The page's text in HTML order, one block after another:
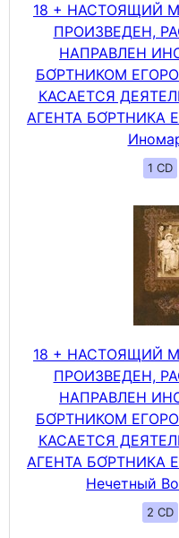
18 + НАСТОЯЩИЙ
ПРОИЗВЕДЕН,
НАПРАВЛЕН
БО́РТНИКОМ
КАСАЕТСЯ
АГЕНТА БО́РТНИКА
1 CD
18 + НАСТОЯЩИЙ
ПРОИЗВЕДЕН,
НАПРАВЛЕН
БО́РТНИКОМ
КАСАЕТСЯ
АГЕНТА БО́РТНИКА
Нечетный
2 CD